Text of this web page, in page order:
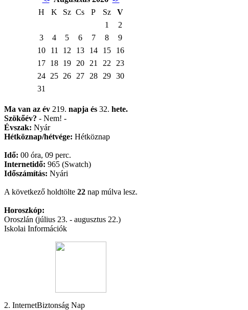
H
K Sz Cs P Sz
V
1
2
3
4 5 6 7 8
9
10
11 12 13 14 15
16
17 18 19 20 21 22
23
24 25 26 27 28 29
30
31
Ma van az év 219. napja és 32. hete.
Szökőév? - Nem! -
Évszak: Nyár
Hétköznap/hétvége: Hétköznap
Idő: 00 óra, 09 perc.
Internetidő: 965 (Swatch)
Időszámítás: Nyári
A következő holdtölte 22 nap múlva lesz.
Horoszkóp:
Oroszlán (július 23. - augusztus 22.)
Iskolai Információk
2. InternetBiztonság Nap